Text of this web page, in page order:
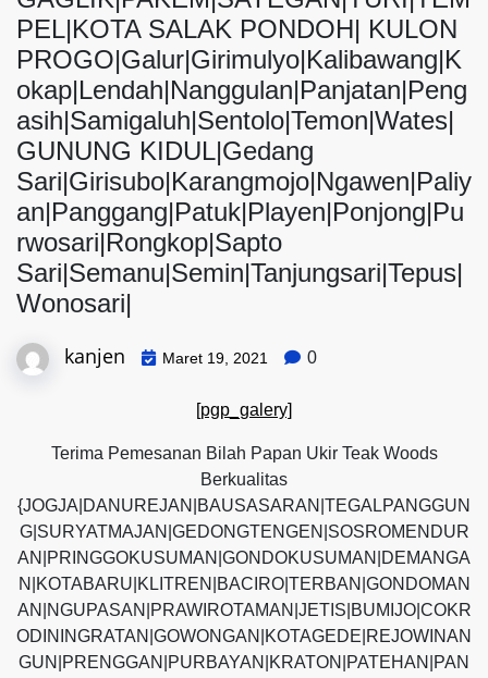
PEL|KOTA SALAK PONDOH| KULON
PROGO|Galur|Girimulyo|Kalibawang|K
okap|Lendah|Nanggulan|Panjatan|Peng
asih|Samigaluh|Sentolo|Temon|Wates|
GUNUNG KIDUL|Gedang
Sari|Girisubo|Karangmojo|Ngawen|Paliy
an|Panggang|Patuk|Playen|Ponjong|Pu
rwosari|Rongkop|Sapto
Sari|Semanu|Semin|Tanjungsari|Tepus|
Wonosari|
kanjen Maret 19, 2021 0
[pgp_galery]
Terima Pemesanan Bilah Papan Ukir Teak Woods
Berkualitas
{JOGJA|DANUREJAN|BAUSASARAN|TEGALPANGGUN
G|SURYATMAJAN|GEDONGTENGEN|SOSROMENDUR
AN|PRINGGOKUSUMAN|GONDOKUSUMAN|DEMANGA
N|KOTABARU|KLITREN|BACIRO|TERBAN|GONDOMAN
AN|NGUPASAN|PRAWIROTAMAN|JETIS|BUMIJO|COKR
ODININGRATAN|GOWONGAN|KOTAGEDE|REJOWINAN
GUN|PRENGGAN|PURBAYAN|KRATON|PATEHAN|PAN